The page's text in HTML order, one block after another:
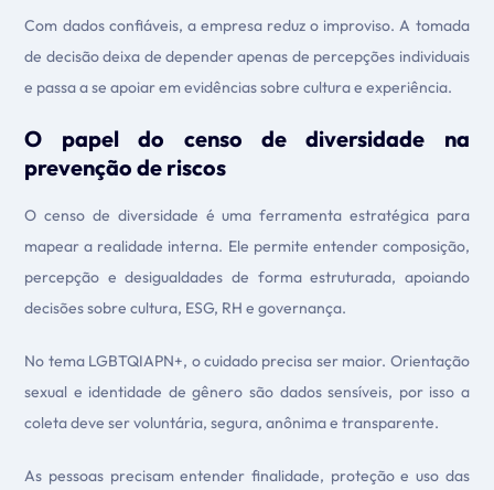
Com dados confiáveis, a empresa reduz o improviso. A tomada
de decisão deixa de depender apenas de percepções individuais
e passa a se apoiar em evidências sobre cultura e experiência.
O papel do censo de diversidade na
prevenção de riscos
O censo de diversidade é uma ferramenta estratégica para
mapear a realidade interna. Ele permite entender composição,
percepção e desigualdades de forma estruturada, apoiando
decisões sobre cultura, ESG, RH e governança.
No tema LGBTQIAPN+, o cuidado precisa ser maior. Orientação
sexual e identidade de gênero são dados sensíveis, por isso a
coleta deve ser voluntária, segura, anônima e transparente.
As pessoas precisam entender finalidade, proteção e uso das